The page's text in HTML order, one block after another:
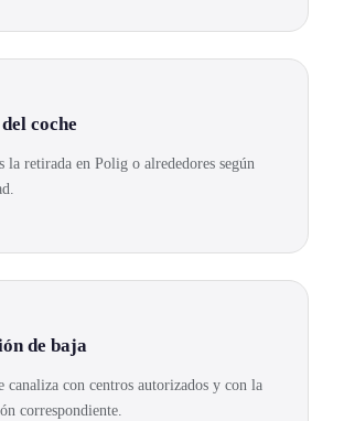
coche
la retirada en Polig o alrededores según
de baja
canaliza con centros autorizados y con la
correspondiente.